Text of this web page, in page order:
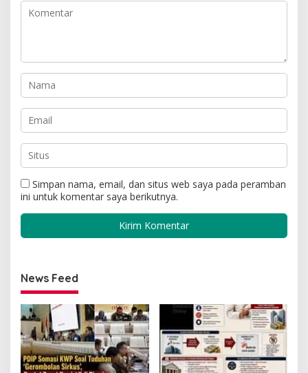
Simpan nama, email, dan situs web saya pada peramban
ini untuk komentar saya berikutnya.
News Feed